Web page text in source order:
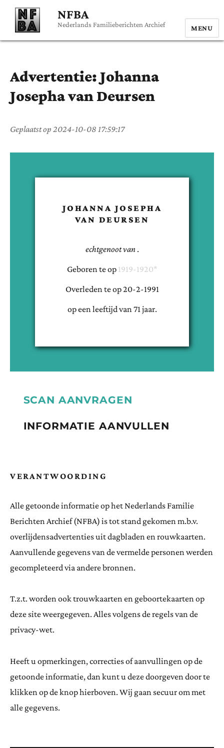
NFBA
Nederlands Familieberichten Archief MENU
Advertentie: Johanna
Josephavan Deursen
Geplaatst op 2024-10-08 17:59:17
JOHANNA JOSEPHA
VAN DEURSEN
echtgenoot van .
Geboren teop 1919-1920*
Overleden teop20-2-1991
op een leeftijd van 71 jaar.
SCAN AANVRAGEN
INFORMATIE AANVULLEN
VERANTWOORDING
Alle getoonde informatie op het Nederlands Familie
Berichten Archief (NFBA) is tot stand gekomen m.b.v.
overlijdensadvertenties uit dagbladen en rouwkaarten.
Aanvullende gegevens van de vermelde personen werden
gecompleteerd via andere bronnen.
T.z.t. worden ook trouwkaarten en geboortekaarten op
deze site weergegeven. Alles volgens de regels van de
privacy-wet.
Heeft u opmerkingen, correcties of aanvullingen op de
getoonde informatie, dan kunt u deze doorgeven door te
klikken op de knop hierboven. Wij gaan secuur om met
alle gegevens.